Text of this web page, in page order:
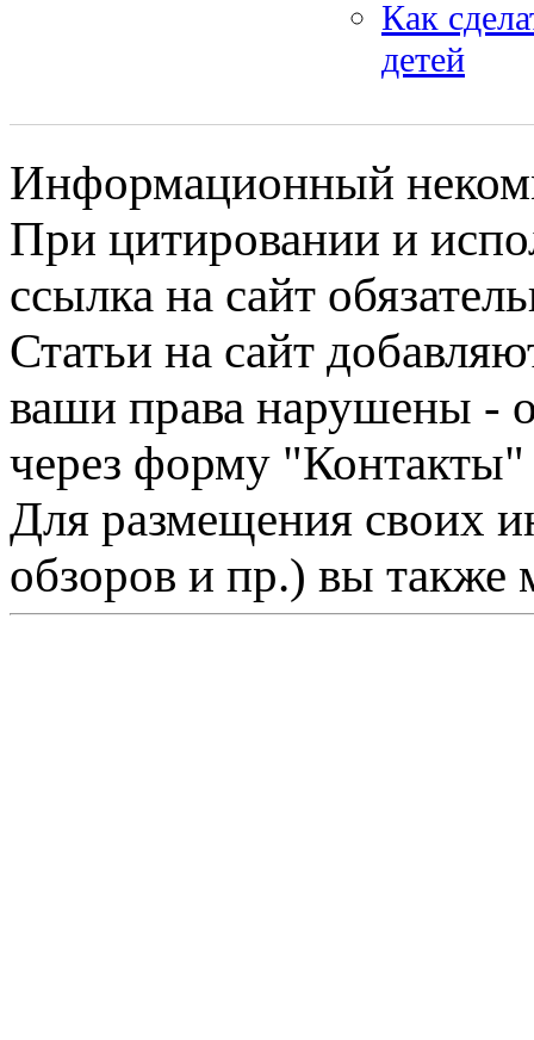
Как
детей
Информационный
При цитировании и
ссылка на сайт
Статьи на сайт
ваши права нарушены -
через форму "Контакты"
Для размещения своих
обзоров и пр.) вы также